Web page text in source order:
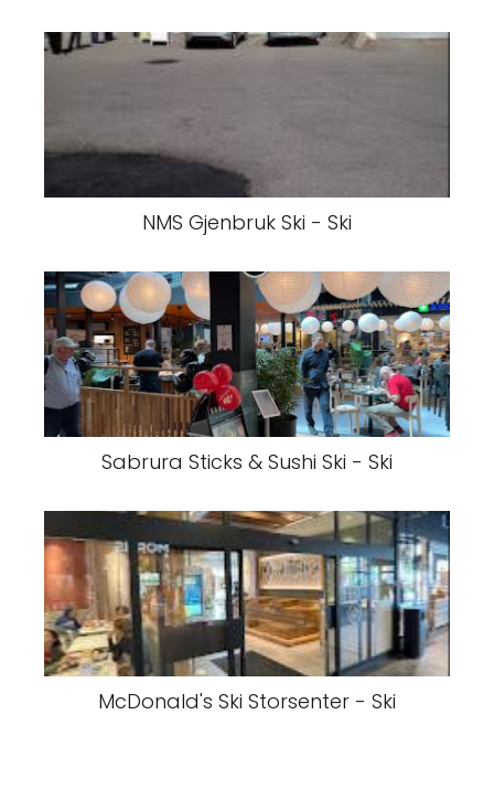
NMS Gjenbruk Ski - Ski
Sabrura Sticks & Sushi Ski - Ski
McDonald's Ski Storsenter - Ski